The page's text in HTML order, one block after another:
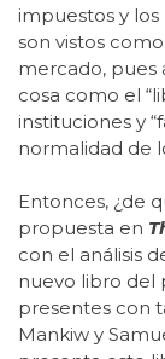
impuestos y
son vistos
mercado, pues
cosa como el
instituciones y
normalidad de
Entonces, ¿de
propuesta en
con el análisis
nuevo libro del
presentes con
Mankiw y